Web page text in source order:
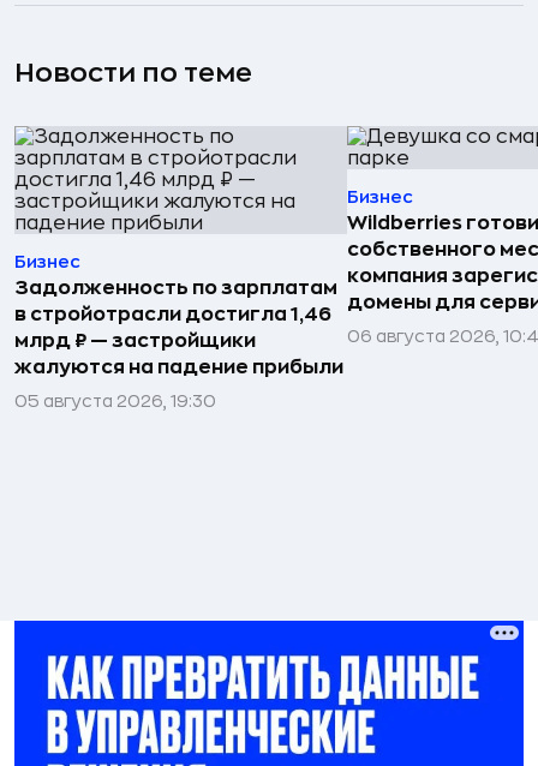
Новости по теме
Бизнес
Задолженность по зарплатам
в стройотрасли достигла 1,46
млрд ₽ — застройщики
жалуются на падение прибыли
05 августа 2026, 19:30
Бизнес
Wildberries
собственного
компания
домены для
06 августа 2026,